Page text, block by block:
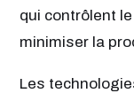
qui contrôlent
minimiser la
Les